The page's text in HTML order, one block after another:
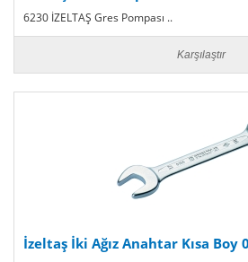
6230 İZELTAŞ Gres Pompası ..
Karşılaştır
İzeltaş İki Ağız Anahtar Kısa Boy